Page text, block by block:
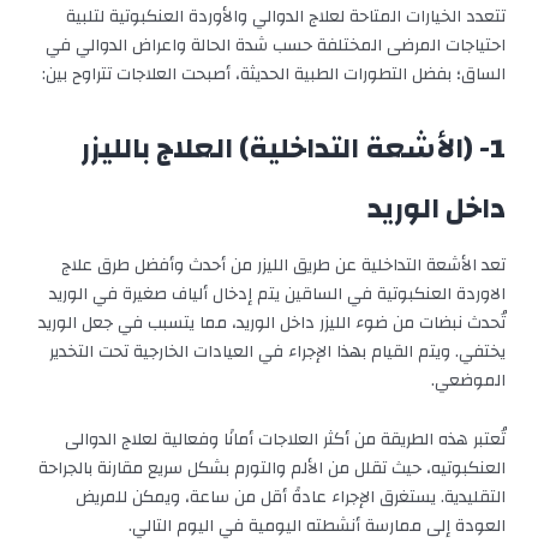
تتعدد الخيارات المتاحة لعلاج الدوالي والأوردة العنكبوتية لتلبية
احتياجات المرضى المختلفة حسب شدة الحالة واعراض الدوالي في
الساق؛ بفضل التطورات الطبية الحديثة، أصبحت العلاجات تتراوح بين:
1- (الأشعة التداخلية) العلاج بالليزر
داخل الوريد
تعد الأشعة التداخلية عن طريق الليزر من أحدث وأفضل طرق علاج
الاوردة العنكبوتية في الساقين يتم إدخال ألياف صغيرة في الوريد
تُحدث نبضات من ضوء الليزر داخل الوريد، مما يتسبب في جعل الوريد
يختفي. ويتم القيام بهذا الإجراء في العيادات الخارجية تحت التخدير
الموضعي.
تُعتبر هذه الطريقة من أكثر العلاجات أمانًا وفعالية لعلاج الدوالى
العنكبوتيه، حيث تقلل من الألم والتورم بشكل سريع مقارنة بالجراحة
التقليدية. يستغرق الإجراء عادةً أقل من ساعة، ويمكن للمريض
العودة إلى ممارسة أنشطته اليومية في اليوم التالي.